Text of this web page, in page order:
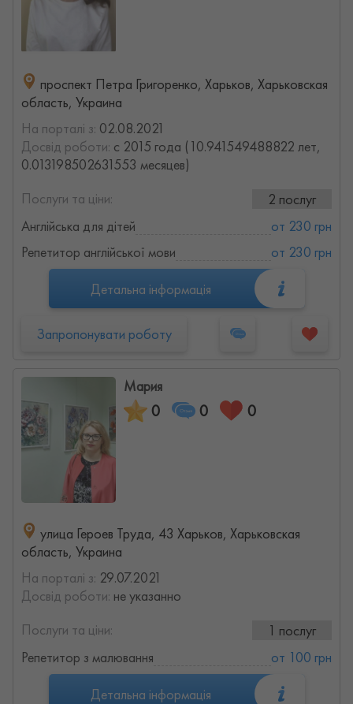
проспект Петра Григоренко, Харьков, Харьковская
область, Украина
На порталі з: 02.08.2021
Досвід роботи: с 2015 года (10.941549488822 лет,
0.013198502631553 месяцев)
Послуги та ціни:
2 послуг
Англійська для дітей
от 230 грн
Репетитор англійської мови
от 230 грн
Детальна інформація
Запропонувати роботу
Мария
0 0 0
улица Героев Труда, 43 Харьков, Харьковская
область, Украина
На порталі з: 29.07.2021
Досвід роботи: не указанно
Послуги та ціни:
1 послуг
Репетитор з малювання
от 100 грн
Детальна інформація